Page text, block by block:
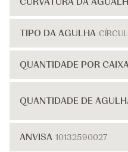
TIPO DA AGULHA
QUANTIDADE POR
QUANTIDADE DE
ANVISA 10132590027